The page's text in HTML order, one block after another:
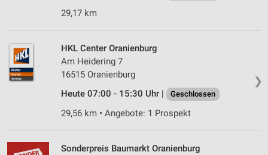
29,17 km
❯
HKL Center Oranienburg
Am Heidering 7
16515 Oranienburg
Heute 07:00 - 15:30 Uhr |
Geschlossen
29,56 km • Angebote: 1 Prospekt
Sonderpreis Baumarkt Oranienburg